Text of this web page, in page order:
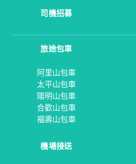
司機招募
旅途包車
阿里山包車
太平山包車
陽明山包車
合歡山包車
福壽山包車
機場接送